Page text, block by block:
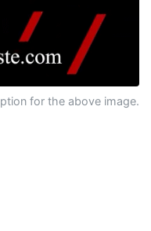
for the above image.